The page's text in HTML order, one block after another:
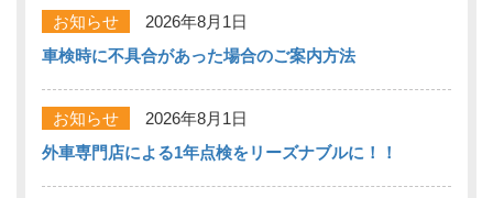
お知らせ
2026年8月1日
車検時に不具合があった場合のご案内方法
お知らせ
2026年8月1日
外車専門店による1年点検をリーズナブルに！！